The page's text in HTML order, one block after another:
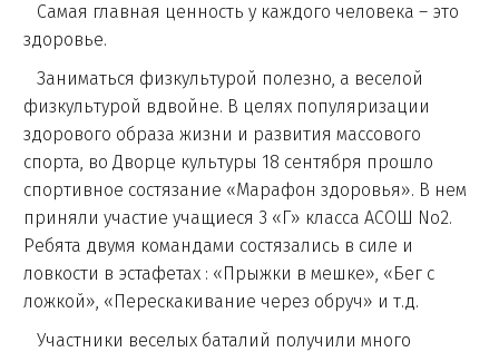
Самая главная ценность у каждого человека – это
здоровье.
Заниматься физкультурой полезно, а веселой
физкультурой вдвойне. В целях популяризации
здорового образа жизни и развития массового
спорта, во Дворце культуры 18 сентября прошло
спортивное состязание «Марафон здоровья». В нем
приняли участие учащиеся 3 «Г» класса АСОШ No2.
Ребята двумя командами состязались в силе и
ловкости в эстафетах : «Прыжки в мешке», «Бег с
ложкой», «Перескакивание через обруч» и т.д.
Участники веселых баталий получили много